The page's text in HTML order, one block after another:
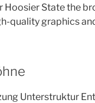
Hoosier State the
quality graphics
Unterstruktur